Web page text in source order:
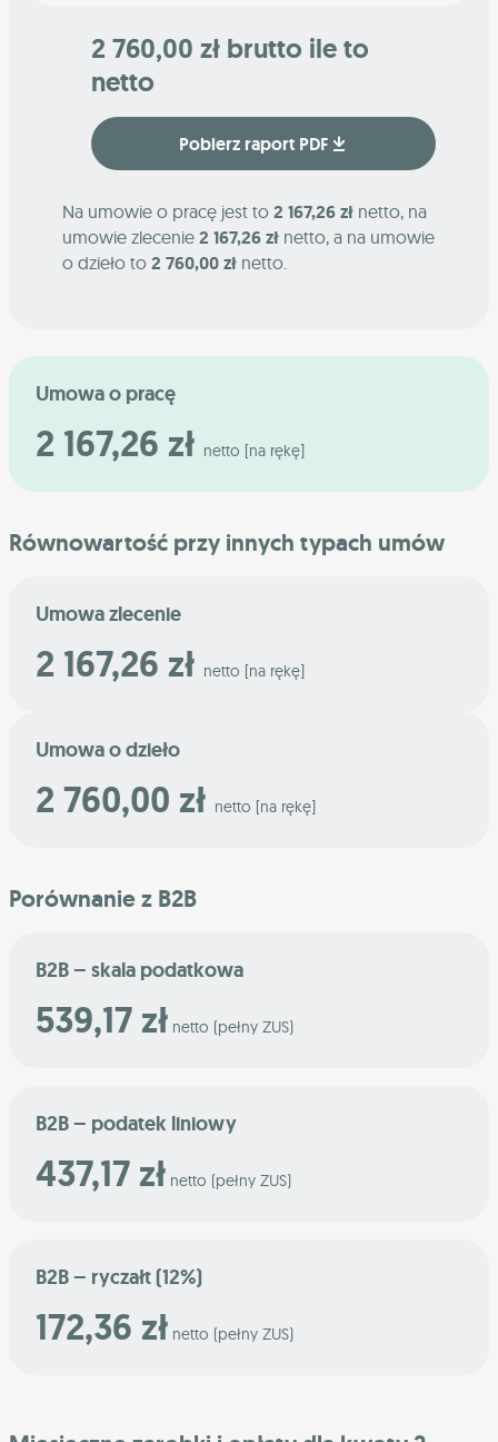
2 760,00 zł brutto ile to
netto
Pobierz raport PDF
Na umowie o pracę jest to 2 167,26 zł netto, na
umowie zlecenie 2 167,26 zł netto, a na umowie
o dzieło to 2 760,00 zł netto.
Umowa o pracę
2 167,26 zł netto [na rękę]
Równowartość przy innych typach umów
Umowa zlecenie
2 167,26 zł netto [na rękę]
Umowa o dzieło
2 760,00 zł netto [na rękę]
Porównanie z B2B
B2B – skala podatkowa
539,17 zł netto (pełny ZUS)
B2B – podatek liniowy
437,17 zł netto (pełny ZUS)
B2B – ryczałt (12%)
172,36 zł netto (pełny ZUS)